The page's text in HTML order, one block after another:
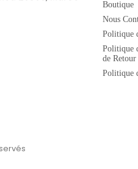
Boutique
Nous
Politique
Politique
de Retour
Politique